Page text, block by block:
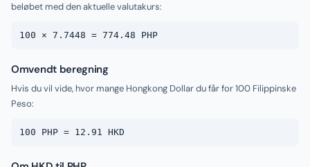
beløbet med den aktuelle valutakurs:
100 × 7.7448 = 774.48 PHP
Omvendt beregning
Hvis du vil vide, hvor mange Hongkong Dollar du får for 100 Filippinske
Peso:
100 PHP = 12.91 HKD